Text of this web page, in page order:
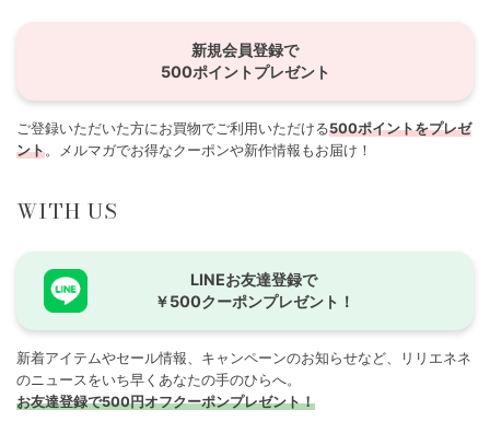
新規会員登録で
500ポイントプレゼント
ご登録いただいた方にお買物でご利用いただける500ポイントをプレゼ
ント。メルマガでお得なクーポンや新作情報もお届け！
WITH US
LINEお友達登録で
￥500クーポンプレゼント！
新着アイテムやセール情報、キャンペーンのお知らせなど、リリエネネ
のニュースをいち早くあなたの手のひらへ。
お友達登録で500円オフクーポンプレゼント！